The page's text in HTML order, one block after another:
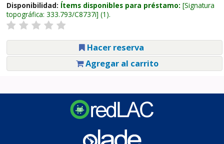
Disponibilidad: Ítems disponibles para préstamo: Signatura
topográfica: 333.793/C8737i (1).
Hacer reserva
Agregar al carrito